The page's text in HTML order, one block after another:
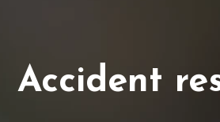
Accident